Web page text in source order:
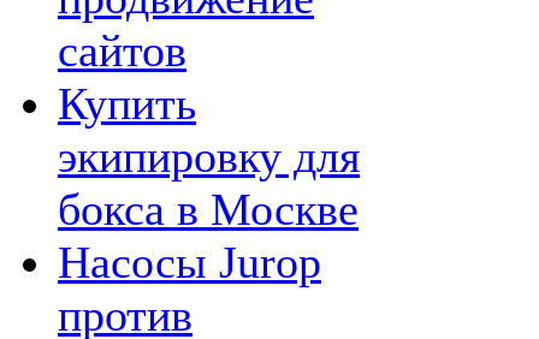
сайтов
Купить
экипировку для
бокса в Москве
Насосы Jurop
против